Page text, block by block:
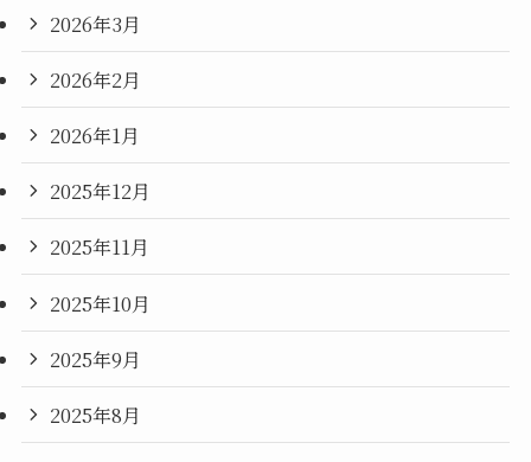
2026年3月
2026年2月
2026年1月
2025年12月
2025年11月
2025年10月
2025年9月
2025年8月